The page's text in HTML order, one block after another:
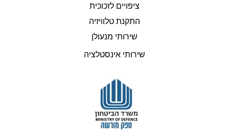
ציפויים לזכוכית
התקנת טלוויזיה
שירותי מנעולן
שירותי אינסטלציה